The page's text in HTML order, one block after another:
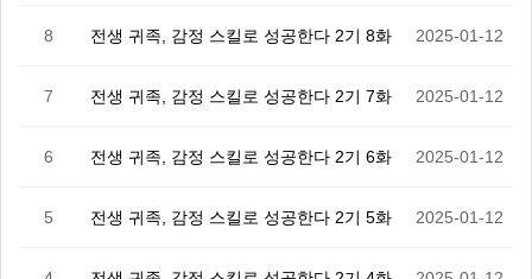
8 전생 귀족, 감정 스킬로 성공한다 2기 8화 2025-01-12
7 전생 귀족, 감정 스킬로 성공한다 2기 7화 2025-01-12
6 전생 귀족, 감정 스킬로 성공한다 2기 6화 2025-01-12
5 전생 귀족, 감정 스킬로 성공한다 2기 5화 2025-01-12